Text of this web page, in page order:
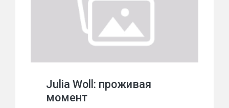
Julia Woll: проживая
момент